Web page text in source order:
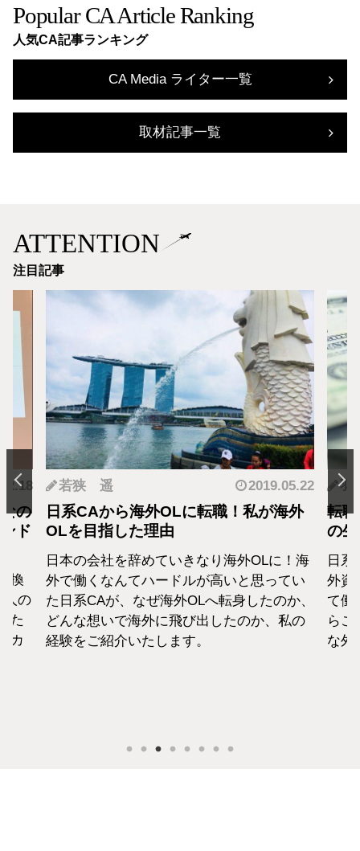
Popular CA Article Ranking
人気CA記事ランキング
CA Media ライター一覧
取材記事一覧
ATTENTION
注目記事
の
ド
換
人の
た
カ
若狭 遥 2019.05.22
日系CAから海外OLに転職！私が海外
OLを目指した理由
日本の会社を辞めていきなり海外OLに！海
外で働くなんてハードルが高いと思ってい
た日系CAが、なぜ海外OLへ転身したのか、
どんな想いで海外に飛び出したのか、私の
経験をご紹介いたします。
羽
転
の
日
外資
て働
らこ
な外